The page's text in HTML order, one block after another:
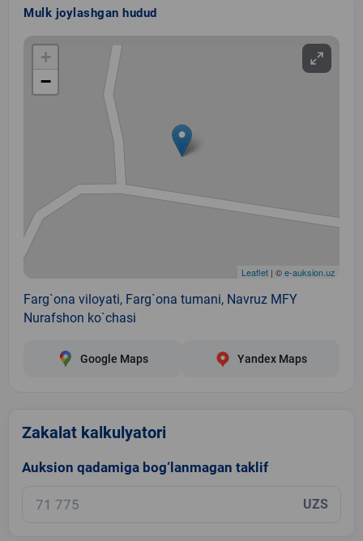
Mulk joylashgan hudud
+
−
Leaflet | ©e-auksion.uz
Farg`ona viloyati, Farg`ona tumani, Navruz MFY
Nurafshon ko`chasi
Google Maps Yandex Maps
Zakalat kalkulyatori
Auksion qadamiga bog‘lanmagan taklif
UZS